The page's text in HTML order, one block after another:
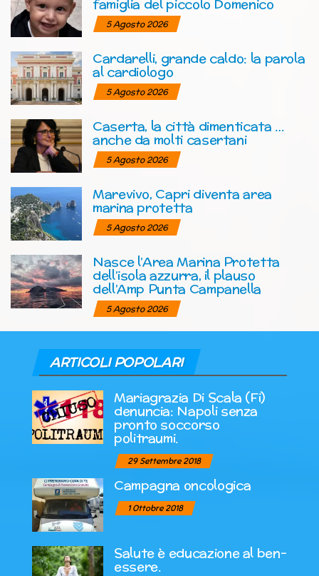
famiglia del piccolo Domenico
5 Agosto 2026
Cardarelli, grande caldo: la parola
al cardiologo
5 Agosto 2026
Caserta, la città dimenticata …
anche da molti casertani
5 Agosto 2026
Marevivo, Capri diventa area
marina protetta
5 Agosto 2026
Nasce l’Area Marina Protetta
dell’isola azzurra, il plauso
dell’Amp Punta Campanella
5 Agosto 2026
ARTICOLI POPOLARI
Mariagrazia Di Scala (Fi)
denuncia: Napoli senza
pronto soccorso
politraumi.
29 Settembre 2018
Campagna oncologica
1 Ottobre 2018
Salute è educazione al ben-
essere.